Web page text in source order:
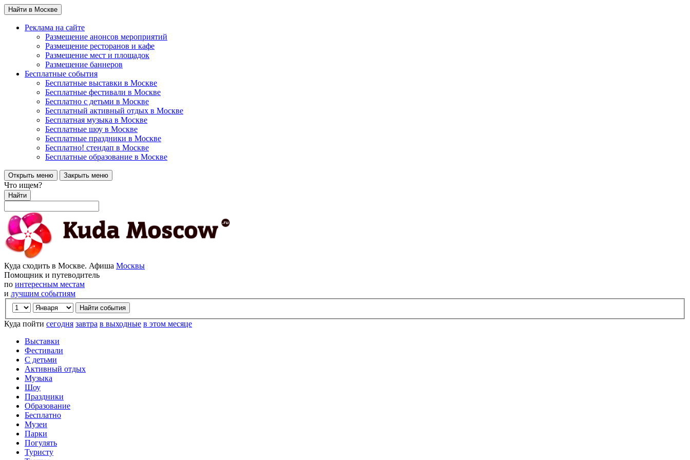
Найти в Москве
Реклама на сайте
Размещение анонсов мероприятий
Размещение ресторанов и кафе
Размещение мест и площадок
Размещение баннеров
Бесплатные события
Бесплатные выставки в Москве
Бесплатные фестивали в Москве
Бесплатно с детьми в Москве
Бесплатный активный отдых в Москве
Бесплатная музыка в Москве
Бесплатные шоу в Москве
Бесплатные праздники в Москве
Бесплатно! стендап в Москве
Бесплатные образование в Москве
Открыть меню Закрыть меню
Что ищем?
Найти
Куда сходить в Москве. Афиша Москвы
Помощник и путеводитель
по интересным местам
и лучшим событиям
Куда пойти сегодня завтра в выходные в этом месяце
Выставки
Фестивали
С детьми
Активный отдых
Музыка
Шоу
Праздники
Образование
Бесплатно
Музеи
Парки
Погулять
Туристу